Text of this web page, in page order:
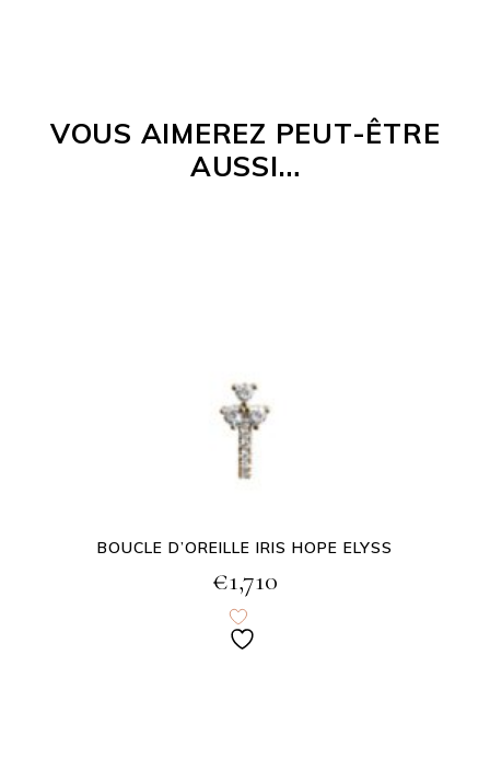
VOUS AIMEREZ PEUT-ÊTRE
AUSSI…
BOUCLE D’OREILLE IRIS HOPE ELYSS
€1,710